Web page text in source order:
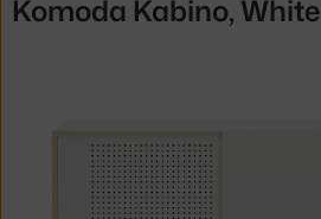
Komoda Kabino, White